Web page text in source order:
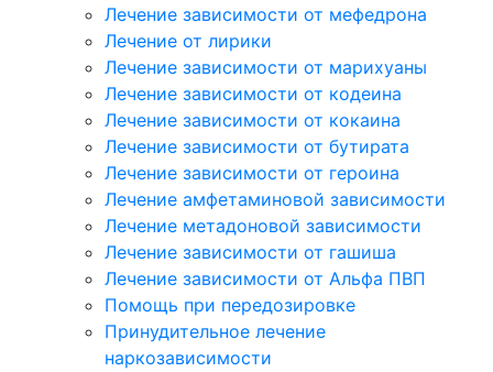
Лечение зависимости от мефедрона
Лечение от лирики
Лечение зависимости от марихуаны
Лечение зависимости от кодеина
Лечение зависимости от кокаина
Лечение зависимости от бутирата
Лечение зависимости от героина
Лечение амфетаминовой зависимости
Лечение метадоновой зависимости
Лечение зависимости от гашиша
Лечение зависимости от Альфа ПВП
Помощь при передозировке
Принудительное лечение
наркозависимости